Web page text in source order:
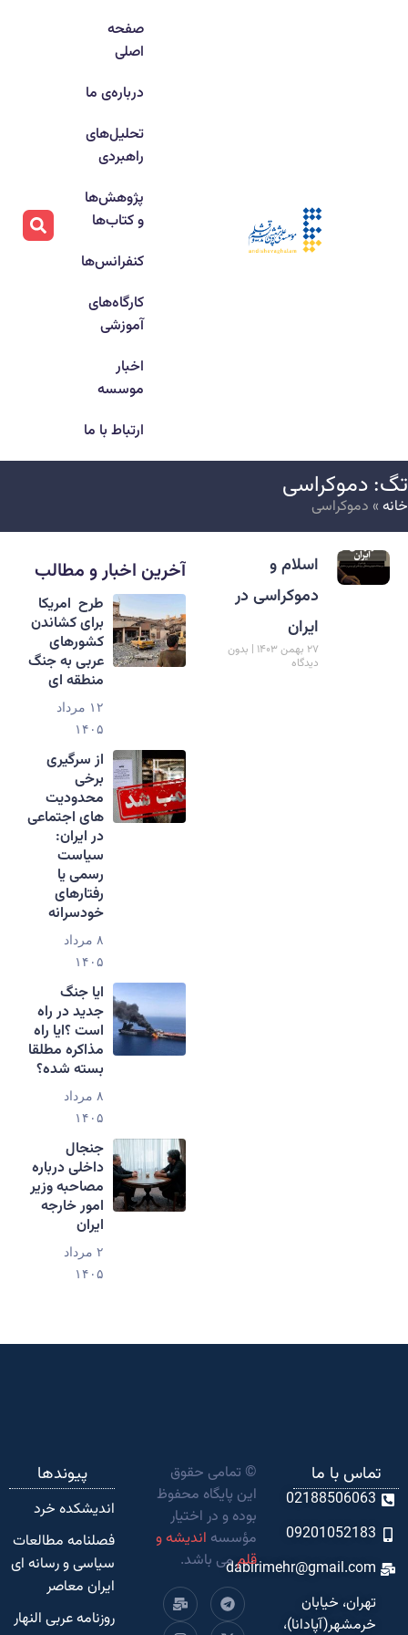
صفحه
اصلی
درباره‌ی ما
تحلیل‌های
راهبردی
پژوهش‌ها
و کتاب‌ها
کنفرانس‌ها
کارگاه‌های
آموزشی
اخبار
موسسه
ارتباط با ما
دموکراسی
» دموکراسی
اسلام و
دموکراسی در
ایران
۲۷ بهمن ۱۴۰۳
بدون
دیدگاه
آخرین اخبار و مطالب
طرح امریکا
برای کشاندن
کشورهای
عربی به جنگ
منطقه ای
۱۲ مرداد
۱۴۰۵
از سرگیری
برخی
محدودیت
های اجتماعی
در ایران:
سیاست
رسمی یا
رفتارهای
خودسرانه
۸ مرداد
۱۴۰۵
ایا جنگ
جدید در راه
است ؟ایا راه
مذاکره مطلقا
بسته شده؟
۸ مرداد
۱۴۰۵
جنجال
داخلی درباره
مصاحبه وزیر
امور خارجه
ایران
۲ مرداد
۱۴۰۵
تماس با ما
02188506063
09201052183
dabirimehr@gmail.com
تهران، خیابان
خرمشهر(آپادانا)،
© تمامی حقوق
این پایگاه محفوظ
بوده و در اختیار
مؤسسه اندیشه و
قلممی باشد.
پیوندها
اندیشکده‌ خرد
فصلنامه مطالعات
سیاسی و رسانه ای
ایران معاصر
روزنامه عربی النهار